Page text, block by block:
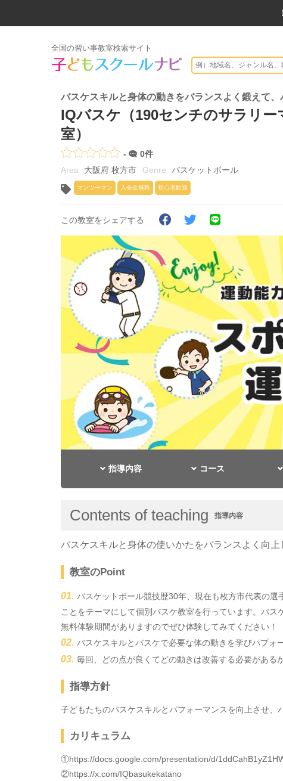
全国の習い事教室検索サイト
バスケスキルと身体の動きをバランスよく鍛えて、
IQバスケ（190センチのサラリ
室）
-
0件
大阪府 枚方市
バスケットボール
マンツーマン 入会金無料 初心者歓迎
この教室をシェアする
指導内容 コース
Contents of teaching 指導内容
バスケスキルと身体の使いかたをバランスよく向上
教室のPoint
バスケットボール競技歴30年、現在も枚方市代表の
ことをテーマにして個別バスケ教室を行っています。バ
無料体験期間がありますのでぜひ体験してみてください！
バスケスキルとバスケで必要な体の動きを学びパプォ
毎回、どの点が良くてどの動きは改善する必要がある
指導方針
子どもたちのバスケスキルとパフォーマンスを向上させ、
カリキュラム
①https://docs.google.com/presentation/d/
②https://x.com/IQbasukekatano